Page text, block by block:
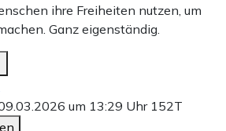
ihre Freiheiten nutzen, um
Ganz eigenständig.
um 13:29 Uhr 152T